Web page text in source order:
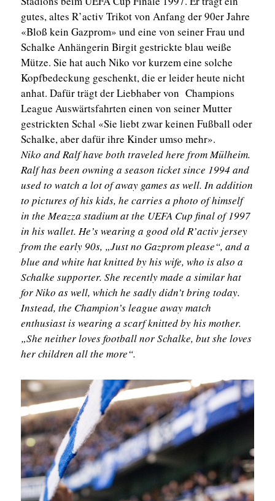
gutes, altes R’activ Trikot von Anfang der 90er Jahre
«Bloß kein Gazprom» und eine von seiner Frau und
Schalke Anhängerin Birgit gestrickte blau weiße
Mütze. Sie hat auch Niko vor kurzem eine solche
Kopfbedeckung geschenkt, die er leider heute nicht
anhat. Dafür trägt der Liebhaber von Champions
League Auswärtsfahrten einen von seiner Mutter
gestrickten Schal «Sie liebt zwar keinen Fußball oder
Schalke, aber dafür ihre Kinder umso mehr».
Niko and Ralf have both traveled here from Mülheim.
Ralf has been owning a season ticket since 1994 and
used to watch a lot of away games as well. In addition
to pictures of his kids, he carries a photo of himself
in the Meazza stadium at the UEFA Cup final of 1997
in his wallet. He’s wearing a good old R’activ jersey
from the early 90s, „Just no Gazprom please“, and a
blue and white hat knitted by his wife, who is also a
Schalke supporter. She recently made a similar hat
for Niko as well, which he sadly didn’t bring today.
Instead, the Champion’s league away match
enthusiast is wearing a scarf knitted by his mother.
„She neither loves football nor Schalke, but she loves
her children all the more“.